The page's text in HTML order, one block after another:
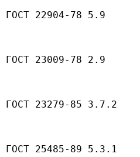
ГОСТ 22904-78 5.9
ГОСТ 23009-78 2.9
ГОСТ 23279-85 3.7.2
ГОСТ 25485-89 5.3.1